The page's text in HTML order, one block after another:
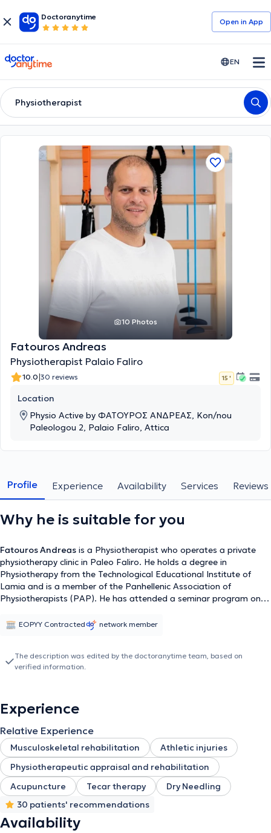
Doctoranytime
Open in Αpp
doctoranytime EN
Physiotherapist
10 Photos
Fatouros Andreas
Physiotherapist Palaio Faliro
10.0|30 reviews 15 '
Location
Physio Active by ΦΑΤΟΥΡΟΣ ΑΝΔΡΕΑΣ, Kon/nou
Paleologou 2, Palaio Faliro, Attica
Profile Experience Availability Services Reviews
Why he is suitable for you
Fatouros Andreas is a Physiotherapist who operates a private
physiotherapy clinic in Paleo Faliro. He holds a degree in
Physiotherapy from the Technological Educational Institute of
Lamia and is a member of the Panhellenic Association of
Physiotherapists (PAP). He has attended a seminar program on
beyond his basic degree, he has completed postgraduate studies
a physiotherapist in the private sector, specializing in the
rehabilitation of musculoskeletal injuries, sports injuries, and spinal
EOPYY Contracted network member
The description was edited by the doctoranytime team, based on
verified information.
Experience
Relative Experience
Musculoskeletal rehabilitation
Athletic injuries
Physiotherapeutic appraisal and rehabilitation
Acupuncture
Tecar therapy
Dry Needling
30 patients' recommendations
Availability